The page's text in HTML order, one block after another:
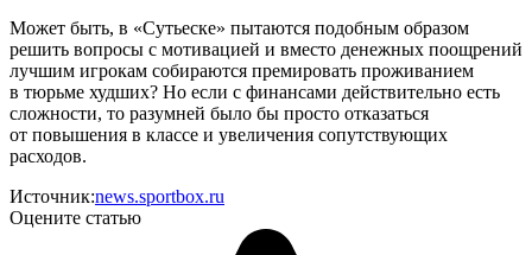
Может быть, в «Сутьеске» пытаются подобным образом
решить вопросы с мотивацией и вместо денежных поощрений
лучшим игрокам собираются премировать проживанием
в тюрьме худших? Но если с финансами действительно есть
сложности, то разумней было бы просто отказаться
от повышения в классе и увеличения сопутствующих
расходов.
Источник:news.sportbox.ru
Оцените статью